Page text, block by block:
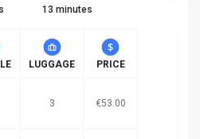
13 minutes
LUGGAGE PRICE
3 €53.00